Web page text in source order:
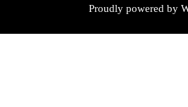
Proudly powered by